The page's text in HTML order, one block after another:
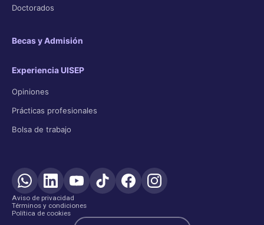
Doctorados
Becas y Admisión
Experiencia UISEP
Opiniones
Prácticas profesionales
Bolsa de trabajo
Aviso de privacidad
Términos y condiciones
Política de cookies